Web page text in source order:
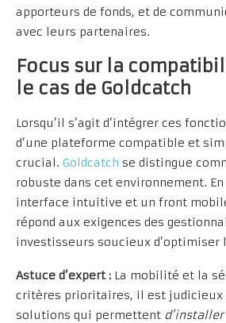
apporteurs de fonds, et de
avec leurs partenaires.
Focus sur la
le cas de Goldcatch
Lorsqu’il s’agit d’intégrer ces
d’une plateforme compatible et
crucial. Goldcatch se distingue
robuste dans cet environnement.
interface intuitive et un front
répond aux exigences des
investisseurs soucieux d’optimiser
Astuce d’expert : La mobilité et la
critères prioritaires, il est judicieux
solutions qui permettent